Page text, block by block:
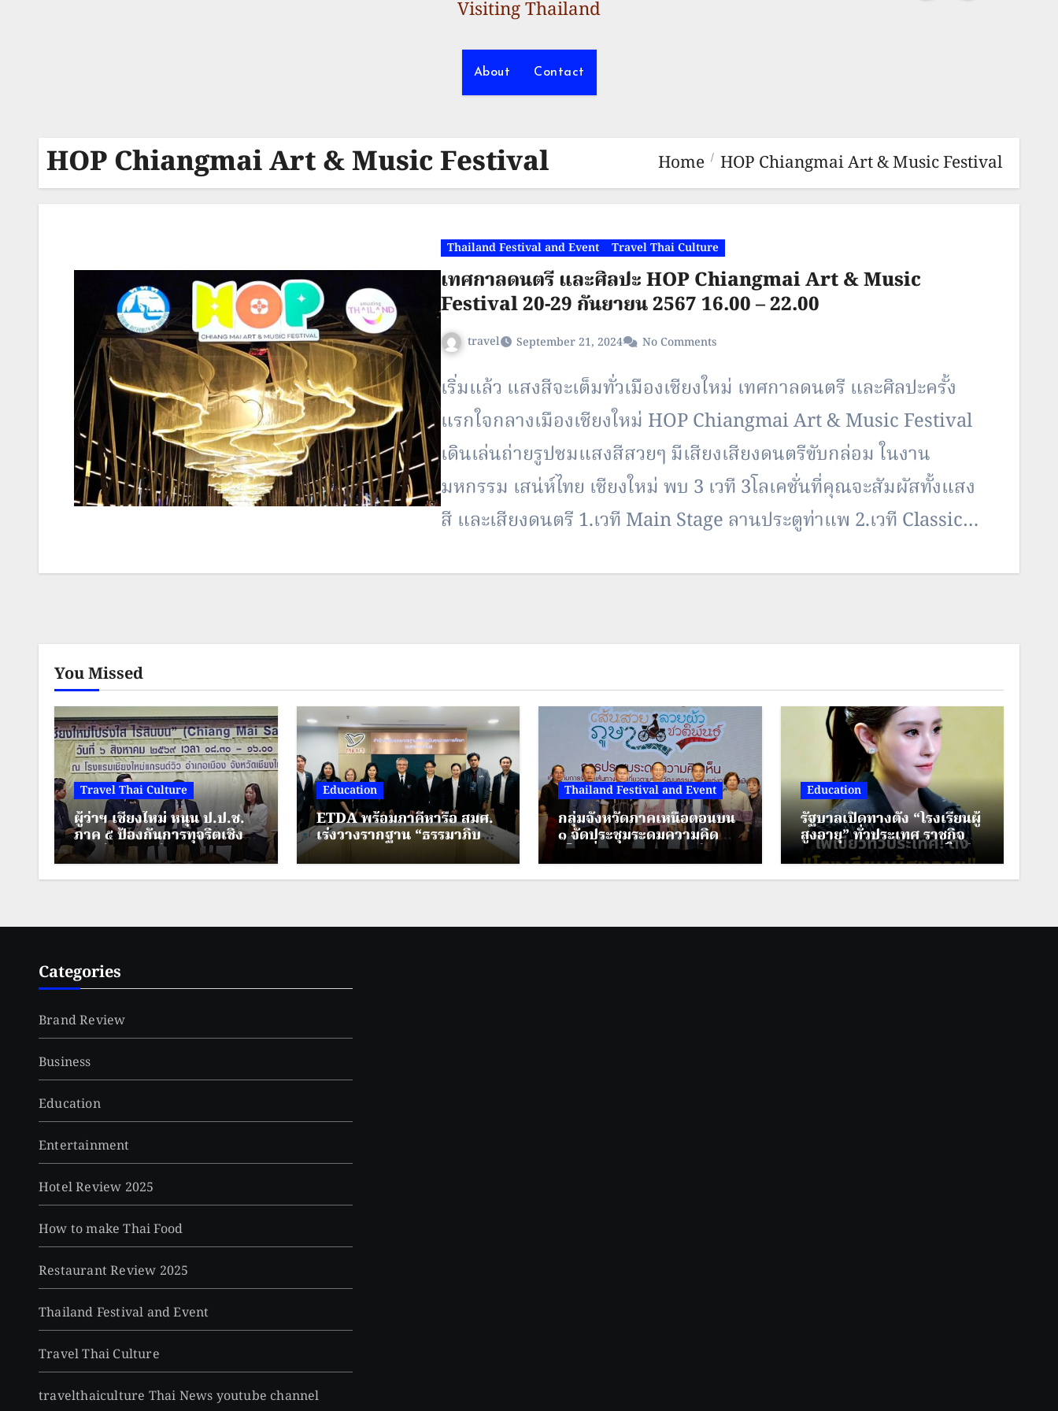
Visiting Thailand
About Contact
HOP Chiangmai Art & Music Festival Home HOP Chiangmai Art & Music Festival
Thailand Festival and Event Travel Thai Culture
เทศกาลดนตรี และศิลปะ HOP Chiangmai Art & Music
Festival 20-29 กันยายน 2567 16.00 – 22.00
travel September 21, 2024 No Comments
เริ่มแล้ว แสงสีจะเต็มทั่วเมืองเชียงใหม่ เทศกาลดนตรี และศิลปะครั้ง
แรกใจกลางเมืองเชียงใหม่ HOP Chiangmai Art & Music Festival
เดินเล่นถ่ายรูปชมแสงสีสวยๆ มีเสียงเสียงดนตรีขับกล่อม ในงาน
มหกรรม เสน่ห์ไทย เชียงใหม่ พบ 3 เวที 3โลเคชั่นที่คุณจะสัมผัสทั้งแสง
สี และเสียงดนตรี 1.เวที Main Stage ลานประตูท่าแพ 2.เวที Classic
You Missed
Travel Thai Culture
ผู้ว่าฯ เชียงใหม่ หนุน ป.ป.ช.
ภาค ๕ ป้องกันการทุจริตเชิง
รุก สร้างเมืองต้นแบบ
“เชียงใหม่โปร่งใส ไร้สินบน”
Education
ETDA พร้อมภาคีหารือ สมศ.
เร่งวางรากฐาน “ธรรมาภิบาล
AI” ยกระดับมาตรฐานการ
ศึกษาไทยยุคใหม่
Thailand Festival and Event
กลุ่มจังหวัดภาคเหนือตอนบน
๑ จัดประชุมระดมความคิด
เห็นเกี่ยวกับการจัดทำเส้นทาง
ตามรอยวัฒนธรรมเครื่องแต่ง
กายชาติพันธุ์ ภายใต้โครงการ
Education
รัฐบาลเปิดทางตั้ง “โรงเรียนผู้
สูงอายุ” ทั่วประเทศ ราชกิจ
จาฯ ประกาศหลักเกณฑ์ใหม่
ยกระดับคุณภาพชีวิตผู้สูงวัย
Categories
Brand Review
Business
Education
Entertainment
Hotel Review 2025
How to make Thai Food
Restaurant Review 2025
Thailand Festival and Event
Travel Thai Culture
travelthaiculture Thai News youtube channel